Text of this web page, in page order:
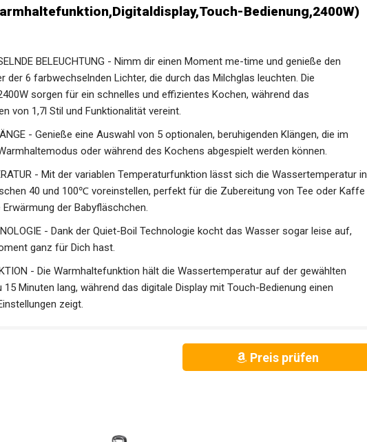
Bedienung,2400W)
BELEUCHTUNG - Nimm dir einen Moment me-time und genieße den
der 6 farbwechselnden Lichter, die durch das Milchglas leuchten. Die
sorgen für ein schnelles und effizientes Kochen, während das
von 1,7l Stil und Funktionalität vereint.
- Genieße eine Auswahl von 5 optionalen, beruhigenden Klängen, die im
oder während des Kochens abgespielt werden können.
- Mit der variablen Temperaturfunktion lässt sich die Wassertemperatur in
40 und 100℃ voreinstellen, perfekt für die Zubereitung von Tee oder Kaffe
der Babyfläschchen.
- Dank der Quiet-Boil Technologie kocht das Wasser sogar leise auf,
ganz für Dich hast.
- Die Warmhaltefunktion hält die Wassertemperatur auf der gewählten
Minuten lang, während das digitale Display mit Touch-Bedienung einen
zeigt.
Preis prüfen